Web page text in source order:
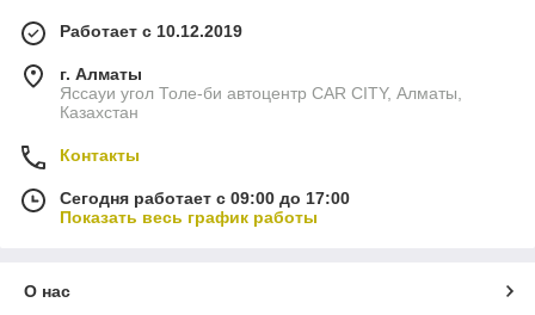
Работает с 10.12.2019
г. Алматы
Яссауи угол Толе-би автоцентр CAR CITY, Алматы,
Казахстан
Контакты
Сегодня работает с 09:00 до 17:00
Показать весь график работы
О нас